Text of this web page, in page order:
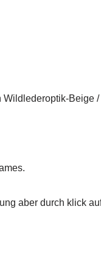
Beige
aber durch klick